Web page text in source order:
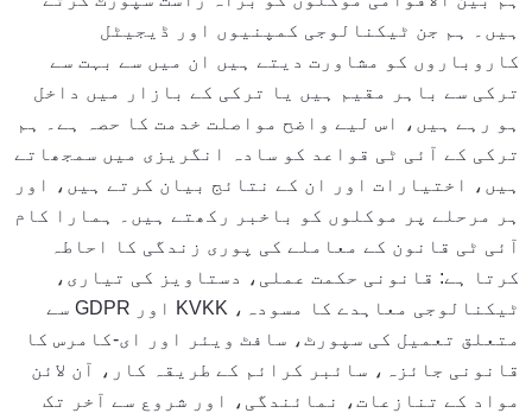
ہیں۔ ہم جن ٹیکنالوجی کمپنیوں اور ڈیجیٹل
کاروباروں کو مشاورت دیتے ہیں ان میں سے بہت سے
ترکی سے باہر مقیم ہیں یا ترکی کے بازار میں داخل
ہو رہے ہیں، اس لیے واضح مواصلت خدمت کا حصہ ہے۔ ہم
ترکی کے آئی ٹی قواعد کو سادہ انگریزی میں سمجھاتے
ہیں، اختیارات اور ان کے نتائج بیان کرتے ہیں، اور
ہر مرحلے پر موکلوں کو باخبر رکھتے ہیں۔ ہمارا کام
آئی ٹی قانون کے معاملے کی پوری زندگی کا احاطہ
کرتا ہے: قانونی حکمت عملی، دستاویز کی تیاری،
ٹیکنالوجی معاہدے کا مسودہ، KVKK اور GDPR سے
متعلق تعمیل کی سپورٹ، سافٹ ویئر اور ای-کامرس کا
قانونی جائزہ، سائبر کرائم کے طریقہ کار، آن لائن
مواد کے تنازعات، نمائندگی، اور شروع سے آخر تک